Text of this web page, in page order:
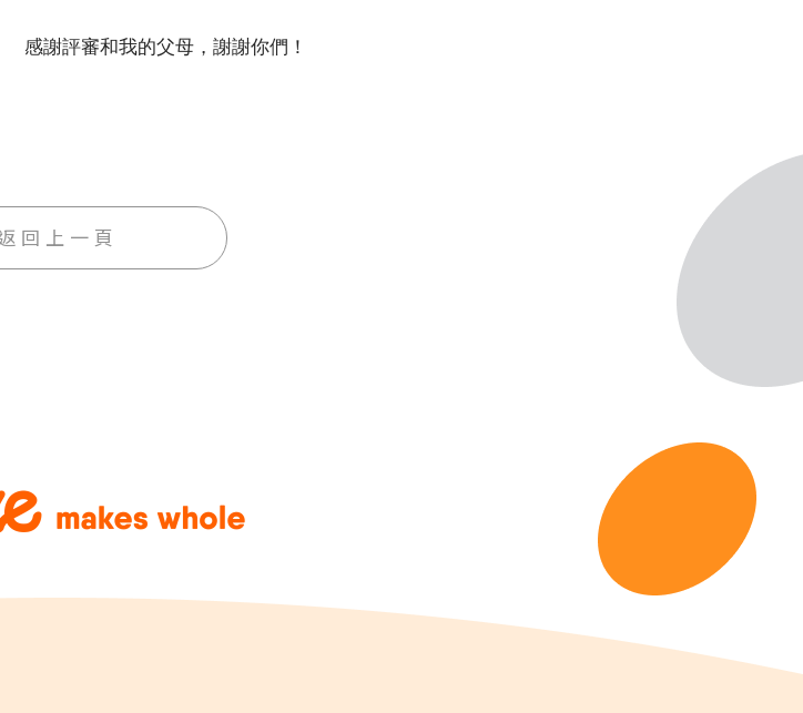
感謝評審和我的父母，謝謝你們！
回上一頁